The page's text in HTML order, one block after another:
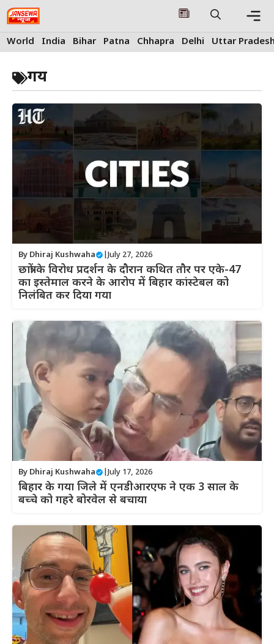
Skip
to
content
World India Bihar Patna Chhapra Delhi Uttar
गय
By Dhiraj Kushwaha July 27, 2026
छात्रों के विरोध प्रदर्शन के दौरान कथित तौर पर एके-47
का इस्तेमाल करने के आरोप में बिहार कांस्टेबल को
निलंबित कर दिया गया
By Dhiraj Kushwaha July 17, 2026
बिहार के गया जिले में एनडीआरएफ ने एक 3 साल के
बच्चे को गहरे बोरवेल से बचाया